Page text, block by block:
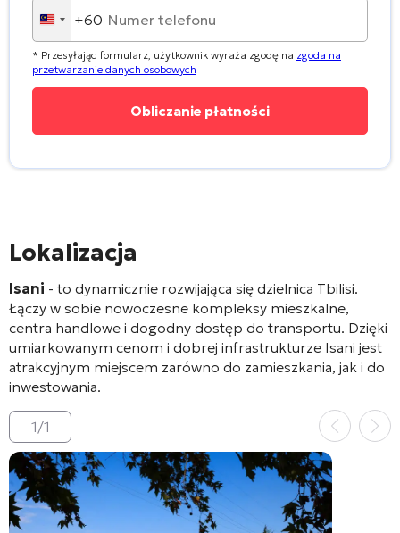
Malaysia
+60
+60
* Przesyłając formularz, użytkownik wyraża zgodę na zgoda na
przetwarzanie danych osobowych
Lokalizacja
Isani - to dynamicznie rozwijająca się dzielnica Tbilisi.
Łączy w sobie nowoczesne kompleksy mieszkalne,
centra handlowe i dogodny dostęp do transportu. Dzięki
umiarkowanym cenom i dobrej infrastrukturze Isani jest
atrakcyjnym miejscem zarówno do zamieszkania, jak i do
inwestowania.
1/1